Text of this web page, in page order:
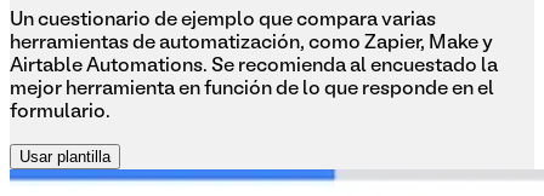
Un cuestionario de ejemplo que compara varias
herramientas de automatización, como Zapier, Make y
Airtable Automations. Se recomienda al encuestado la
mejor herramienta en función de lo que responde en el
formulario.
Usar plantilla